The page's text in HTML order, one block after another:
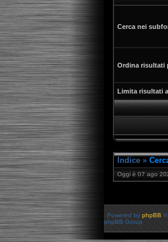
Cerca nei
Ordina risultati
Limita risultati
Indice »
Oggi è 07 ago
Powered by phpBB ©
phpBB Group